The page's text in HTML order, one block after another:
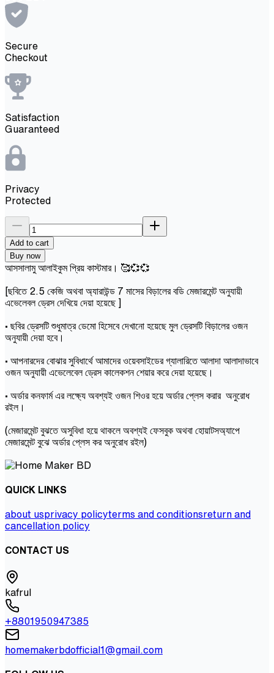
Secure
Checkout
Satisfaction
Guaranteed
Privacy
Protected
Add to cart
Buy now
আসসালামু আলাইকুম প্রিয় কাস্টমার। 🥰💞💞
[ছবিতে 2.5 কেজি অথবা অ্যারাউন্ড 7 মাসের বিড়ালের বডি মেজারমেন্ট অনুযায়ী
এভেলেবল ড্রেস দেখিয়ে দেয়া হয়েছে ]
• ছবির ড্রেসটি শুধুমাত্র ডেমো হিসেবে দেখানো হয়েছে মুল ড্রেসটি বিড়ালের ওজন
অনুযায়ী দেয়া হবে।
• আপনারদের বোঝার সুবিধার্থে আমাদের ওয়েবসাইডের গ্যালারিতে আলাদা আলাদাভাবে
ওজন অনুযায়ী এভেলেবেল ড্রেস কালেকশন শেয়ার করে দেয়া হয়েছে।
• অর্ডার কনফার্ম এর লক্ষ্যে অবশ্যই ওজন শিওর হয়ে অর্ডার প্লেস করার অনুরোধ
রইল।
(মেজারমেন্ট বুঝতে অসুবিধা হয়ে থাকলে অবশ্যই ফেসবুক অথবা হোয়াটসঅ্যাপে
মেজারমেন্ট বুঝে অর্ডার প্লেস কর অনুরোধ রইল)
QUICK LINKS
about usprivacy policyterms and conditionsreturn and
cancellation policy
CONTACT US
kafrul
+8801950947385
homemakerbdofficial1@gmail.com